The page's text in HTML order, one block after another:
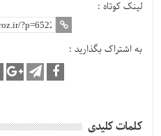
لینک کوتاه :
به اشتراک بگذارید :
کلمات کلیدی